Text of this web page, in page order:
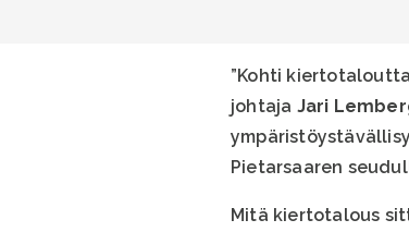
”Kohti
johtaja Jari
Pietarsaaren
Mitä kiertotalous